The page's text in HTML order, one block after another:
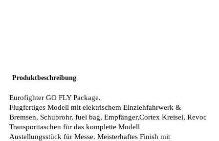
Produktbeschreibung
Eurofighter GO FLY Package.
Flugfertiges Modell mit elektrischem Einziehfahrwerk &
Bremsen, Schubrohr, fuel bag, Empfänger,Cortex Kreisel, Revoc
Transporttaschen für das komplette Modell
Austellungsstück für Messe. Meisterhaftes Finish mit